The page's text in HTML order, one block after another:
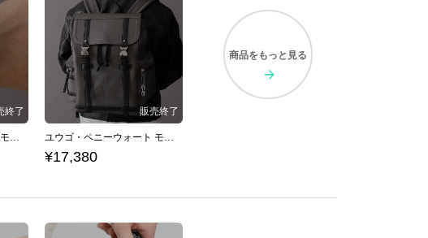
ユウゴ・ペニーウォート モデル 腕時計 GOD EATER 3 ユウゴ・ペニーウォート モデル リュック GOD EATER 3
¥17,380
商品を もっと見る